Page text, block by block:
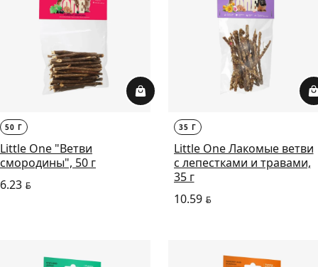
50 Г
Little One "Ветви
смородины", 50 г
6.23 BYN
35 Г
Little One Лакомые ветви
с лепестками и травами,
35 г
10.59BYN